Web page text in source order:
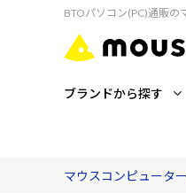
BTOパソコン(PC)通販の
ブランドから探す
マウスコンピュータ